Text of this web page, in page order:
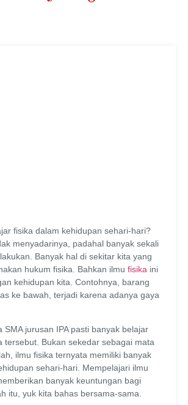
fisika dalam kehidupan sehari-hari?
menyadarinya, padahal banyak sekali
Banyak hal di sekitar kita yang
hukum fisika. Bahkan ilmu fisika ini
kehidupan kita. Contohnya, barang
ke bawah, terjadi karena adanya gaya
SMA jurusan IPA pasti banyak belajar
tersebut. Bukan sekedar sebagai mata
ilmu fisika ternyata memiliki banyak
sehari-hari. Mempelajari ilmu
banyak keuntungan bagi
itu, yuk kita bahas bersama-sama.